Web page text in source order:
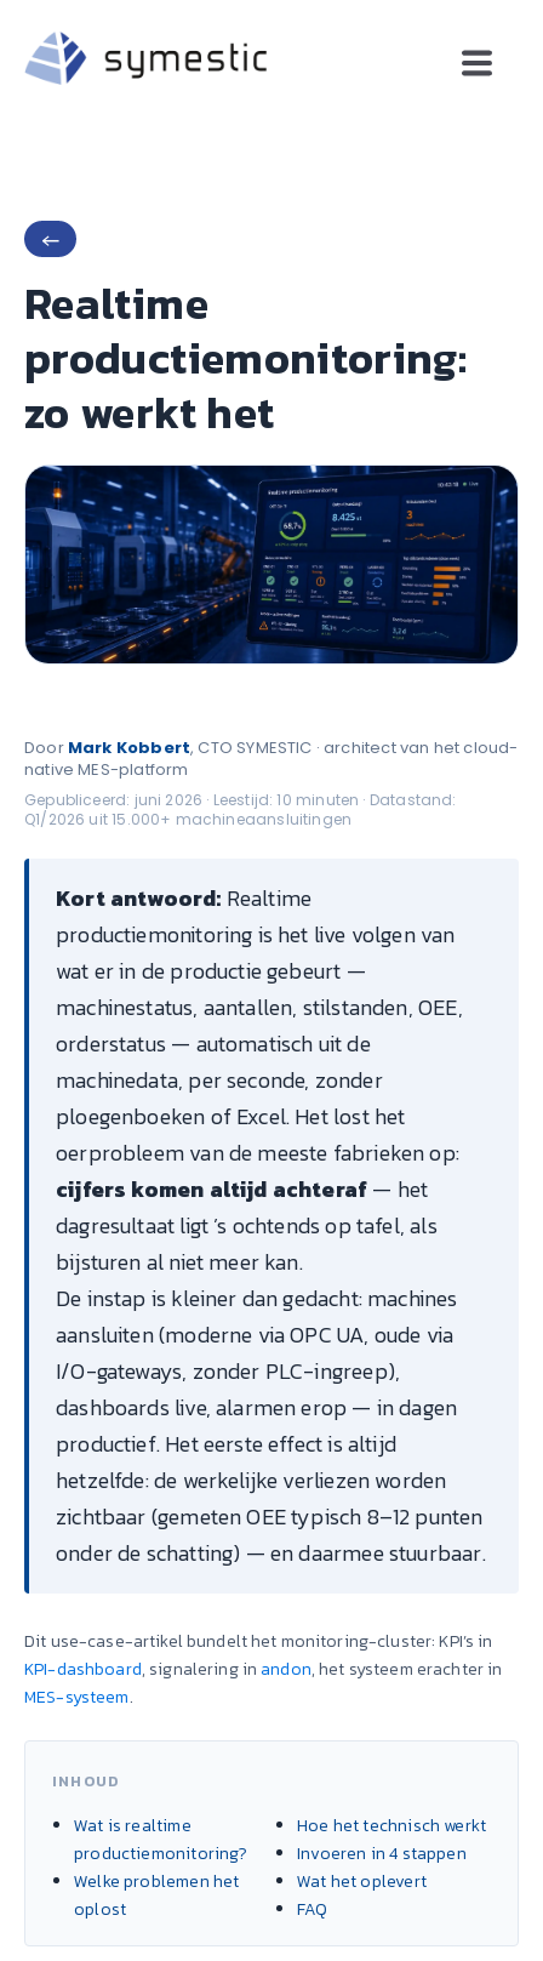
←
Realtime
productiemonitoring:
zo werkt het
Door Mark Kobbert, CTO SYMESTIC · architect van het cloud-
native MES-platform
Gepubliceerd: juni 2026 · Leestijd: 10 minuten · Datastand:
Q1/2026 uit 15.000+ machineaansluitingen
Kort antwoord: Realtime
productiemonitoring is het live volgen van
wat er in de productie gebeurt —
machinestatus, aantallen, stilstanden, OEE,
orderstatus — automatisch uit de
machinedata, per seconde, zonder
ploegenboeken of Excel. Het lost het
oerprobleem van de meeste fabrieken op:
cijfers komen altijd achteraf— het
dagresultaat ligt ’s ochtends op tafel, als
bijsturen al niet meer kan.
De instap is kleiner dan gedacht: machines
aansluiten (moderne via OPC UA, oude via
I/O-gateways, zonder PLC-ingreep),
dashboards live, alarmen erop — in dagen
productief. Het eerste effect is altijd
hetzelfde: de werkelijke verliezen worden
zichtbaar (gemeten OEE typisch 8–12 punten
onder de schatting) — en daarmee stuurbaar.
Dit use-case-artikel bundelt het monitoring-cluster: KPI’s in
KPI-dashboard, signalering in andon, het systeem erachter in
MES-systeem.
INHOUD
Wat is realtime
productiemonitoring?
Welke problemen het
oplost
Hoe het technisch werkt
Invoeren in 4 stappen
Wat het oplevert
FAQ